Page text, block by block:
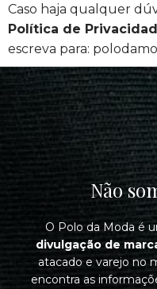
Caso haja qualquer
Política de
escreva para:
Não
O Polo da Moda é
divulgação de
atacado e varejo no
encontra as